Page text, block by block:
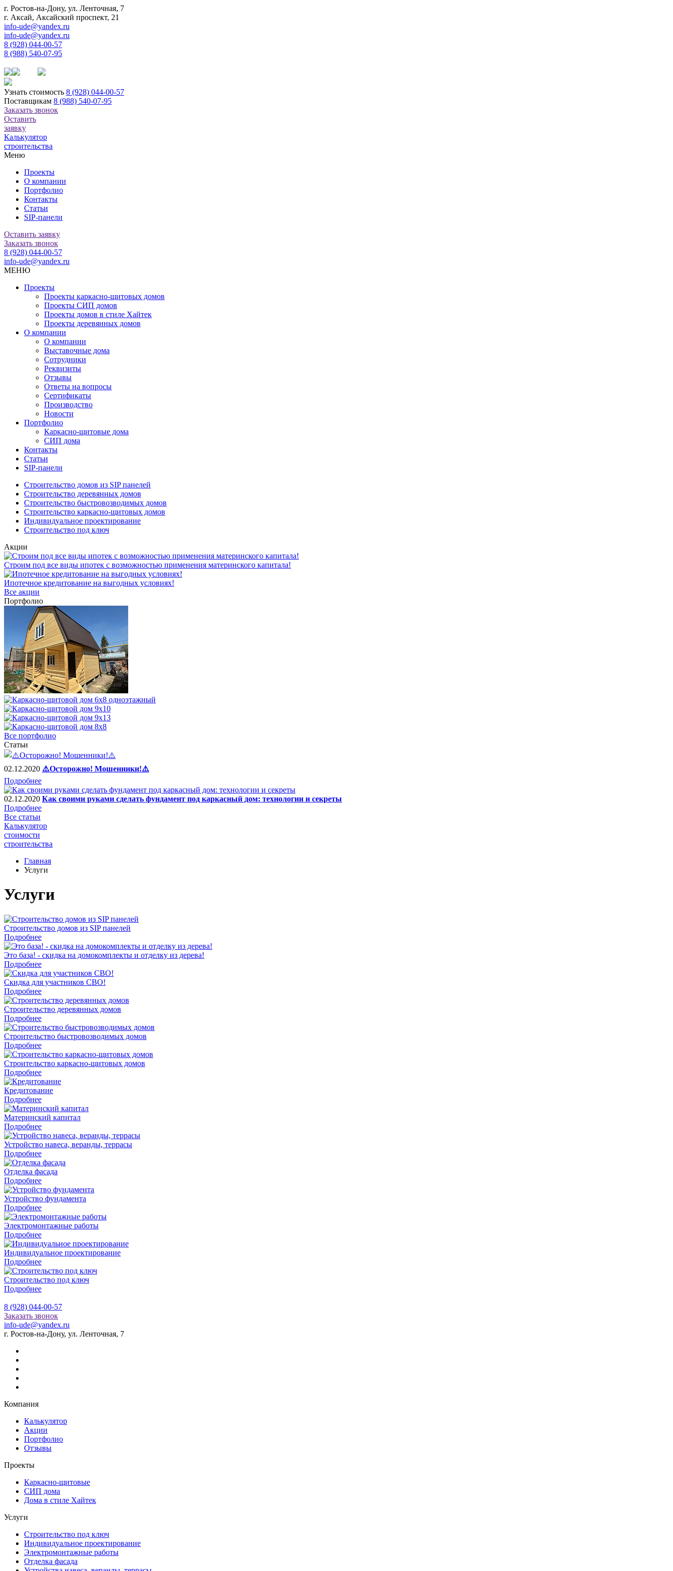
г. Ростов-на-Дону, ул. Ленточная, 7
г. Аксай, Аксайский проспект, 21
info-ude@yandex.ru
info-ude@yandex.ru
8 (928) 044-00-57
8 (988) 540-07-95
Узнать стоимость 8 (928) 044-00-57
Поставщикам 8 (988) 540-07-95
Заказать звонок
Оставить
заявку
Калькулятор
строительства
Меню
Проекты
О компании
Портфолио
Контакты
Статьи
SIP-панели
Оставить заявку
Заказать звонок
8 (928) 044-00-57
info-ude@yandex.ru
МЕНЮ
Проекты
Проекты каркасно-щитовых домов
Проекты СИП домов
Проекты домов в стиле Хайтек
Проекты деревянных домов
О компании
О компании
Выставочные дома
Сотрудники
Реквизиты
Отзывы
Ответы на вопросы
Сертификаты
Производство
Новости
Портфолио
Каркасно-щитовые дома
СИП дома
Контакты
Статьи
SIP-панели
Строительство домов из SIP панелей
Строительство деревянных домов
Строительство быстровозводимых домов
Строительство каркасно-щитовых домов
Индивидуальное проектирование
Строительство под ключ
Акции
Строим под все виды ипотек с возможностью применения материнского капитала!
Ипотечное кредитование на выгодных условиях!
Все акции
Портфолио
Все портфолио
Статьи
02.12.2020 ⚠️Осторожно! Мошенники!⚠️
Подробнее
02.12.2020 Как своими руками сделать фундамент под каркасный дом: технологии и секреты
Подробнее
Все статьи
Калькулятор
стоимости
строительства
Главная
Услуги
Услуги
Строительство домов из SIP панелей
Подробнее
Это база! - скидка на домокомплекты и отделку из дерева!
Подробнее
Скидка для участников СВО!
Подробнее
Строительство деревянных домов
Подробнее
Строительство быстровозводимых домов
Подробнее
Строительство каркасно-щитовых домов
Подробнее
Кредитование
Подробнее
Материнский капитал
Подробнее
Устройство навеса, веранды, террасы
Подробнее
Отделка фасада
Подробнее
Устройство фундамента
Подробнее
Электромонтажные работы
Подробнее
Индивидуальное проектирование
Подробнее
Строительство под ключ
Подробнее
8 (928) 044-00-57
Заказать звонок
info-ude@yandex.ru
г. Ростов-на-Дону, ул. Ленточная, 7
Компания
Калькулятор
Акции
Портфолио
Отзывы
Проекты
Каркасно-щитовые
СИП дома
Дома в стиле Хайтек
Услуги
Строительство под ключ
Индивидуальное проектирование
Электромонтажные работы
Отделка фасада